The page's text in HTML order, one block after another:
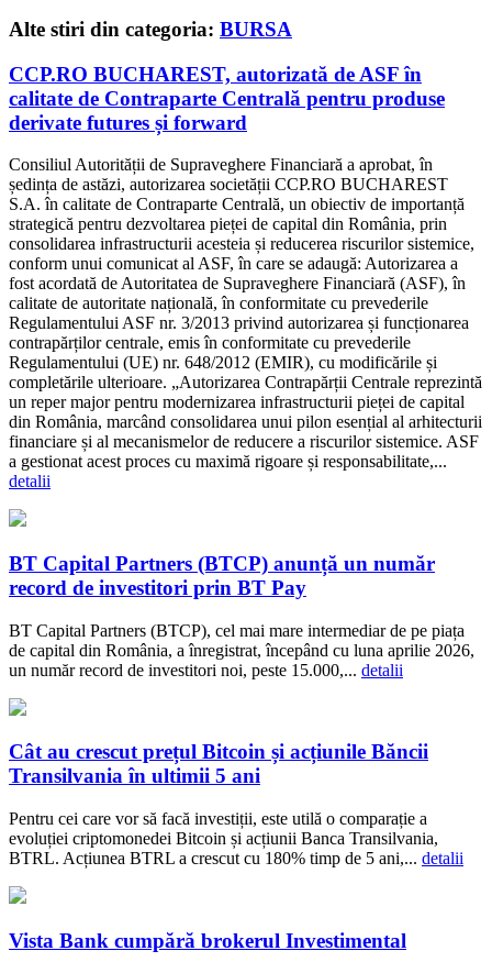
Alte stiri din categoria: BURSA
CCP.RO BUCHAREST, autorizată de ASF în
calitate de Contraparte Centrală pentru produse
derivate futures și forward
Consiliul Autorității de Supraveghere Financiară a aprobat, în
ședința de astăzi, autorizarea societății CCP.RO BUCHAREST
S.A. în calitate de Contraparte Centrală, un obiectiv de importanță
strategică pentru dezvoltarea pieței de capital din România, prin
consolidarea infrastructurii acesteia și reducerea riscurilor sistemice,
conform unui comunicat al ASF, în care se adaugă: Autorizarea a
fost acordată de Autoritatea de Supraveghere Financiară (ASF), în
calitate de autoritate națională, în conformitate cu prevederile
Regulamentului ASF nr. 3/2013 privind autorizarea și funcționarea
contrapărților centrale, emis în conformitate cu prevederile
Regulamentului (UE) nr. 648/2012 (EMIR), cu modificările și
completările ulterioare. „Autorizarea Contrapărții Centrale reprezintă
un reper major pentru modernizarea infrastructurii pieței de capital
din România, marcând consolidarea unui pilon esențial al arhitecturii
financiare și al mecanismelor de reducere a riscurilor sistemice. ASF
a gestionat acest proces cu maximă rigoare și responsabilitate,...
detalii
BT Capital Partners (BTCP) anunță un număr
record de investitori prin BT Pay
BT Capital Partners (BTCP), cel mai mare intermediar de pe piața
de capital din România, a înregistrat, începând cu luna aprilie 2026,
un număr record de investitori noi, peste 15.000,... detalii
Cât au crescut prețul Bitcoin și acțiunile Băncii
Transilvania în ultimii 5 ani
Pentru cei care vor să facă investiții, este utilă o comparație a
evoluției criptomonedei Bitcoin și acțiunii Banca Transilvania,
BTRL. Acțiunea BTRL a crescut cu 180% timp de 5 ani,... detalii
Vista Bank cumpără brokerul Investimental